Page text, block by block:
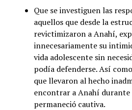
Que se investiguen las
aquellos que desde la
revictimizaron a Anahí,
innecesariamente su
vida adolescente sin
podía defenderse. Así
que llevaron al hecho
encontrar a Anahí durante
permaneció cautiva.